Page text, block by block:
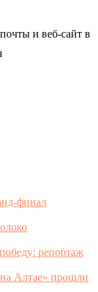
и веб-сайт в
финал
репортаж
Алтае» прошли